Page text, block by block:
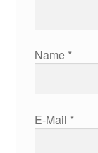
Name *
E-Mail *